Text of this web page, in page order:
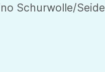
Schurwolle/Seide